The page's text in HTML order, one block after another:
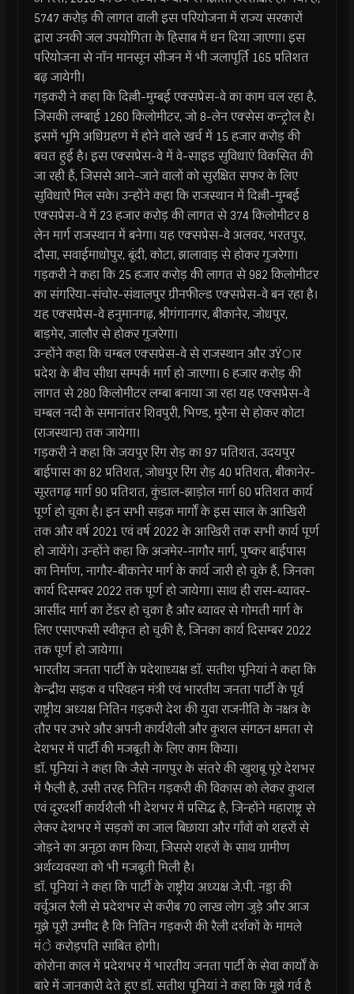
5747 करोड़ की लागत वाली इस परियोजना में राज्य सरकारों
द्वारा उनकी जल उपयोगिता के हिसाब में धन दिया जाएगा। इस
परियोजना से नाॅन मानसून सीजन में भी जलापूर्ति 165 प्रतिशत
बढ़ जायेगी।
गड़करी ने कहा कि दिल्ली-मुम्बई एक्सप्रेस-वे का काम चल रहा है,
जिसकी लम्बाई 1260 किलोमीटर, जो 8-लेन एक्सेस कन्ट्रोल है।
इसमें भूमि अधिग्रहण में होने वाले खर्च में 15 हजार करोड़ की
बचत हुई है। इस एक्सप्रेस-वे में वे-साइड सुविधाएं विकसित की
जा रही हैं, जिससे आने-जाने वालों को सुरक्षित सफर के लिए
सुविधाऐं मिल सके। उन्होंने कहा कि राजस्थान में दिल्ली-मुम्बई
एक्सप्रेस-वे में 23 हजार करोड़ की लागत से 374 किलोमीटर 8
लेन मार्ग राजस्थान में बनेगा। यह एक्सप्रेस-वे अलवर, भरतपुर,
दौसा, सवाईमाधोपुर, बूंदी, कोटा, झालावाड़ से होकर गुजरेगा।
गड़करी ने कहा कि 25 हजार करोड़ की लागत से 982 किलोमीटर
का संगरिया-संचोर-संथालपुर ग्रीनफील्ड एक्सप्रेस-वे बन रहा है।
यह एक्सप्रेस-वे हनुमानगढ़, श्रीगंगानगर, बीकानेर, जोधपुर,
बाड़मेर, जालौर से होकर गुजरेगा।
उन्होंने कहा कि चम्बल एक्सप्रेस-वे से राजस्थान और उŸार
प्रदेश के बीच सीधा सम्पर्क मार्ग हो जाएगा। 6 हजार करोड़ की
लागत से 280 किलोमीटर लम्बा बनाया जा रहा यह एक्सप्रेस-वे
चम्बल नदी के समानांतर शिवपुरी, भिण्ड, मुरैना से होकर कोटा
(राजस्थान) तक जायेगा।
गड़करी ने कहा कि जयपुर रिंग रोड़ का 97 प्रतिशत, उदयपुर
बाईपास का 82 प्रतिशत, जोधपुर रिंग रोड़ 40 प्रतिशत, बीकानेर-
सूरतगढ़ मार्ग 90 प्रतिशत, कुंडाल-झाड़ोल मार्ग 60 प्रतिशत कार्य
पूर्ण हो चुका है। इन सभी सड़क मार्गों के इस साल के आखिरी
तक और वर्ष 2021 एवं वर्ष 2022 के आखिरी तक सभी कार्य पूर्ण
हो जायेंगे। उन्होंने कहा कि अजमेर-नागौर मार्ग, पुष्कर बाईपास
का निर्माण, नागौर-बीकानेर मार्ग के कार्य जारी हो चुके हैं, जिनका
कार्य दिसम्बर 2022 तक पूर्ण हो जायेगा। साथ ही रास-ब्यावर-
आसींद मार्ग का टेंडर हो चुका है और ब्यावर से गोमती मार्ग के
लिए एसएफसी स्वीकृत हो चुकी है, जिनका कार्य दिसम्बर 2022
तक पूर्ण हो जायेगा।
भारतीय जनता पार्टी के प्रदेशाध्यक्ष डाॅ. सतीश पूनियां ने कहा कि
केन्द्रीय सड़क व परिवहन मंत्री एवं भारतीय जनता पार्टी के पूर्व
राष्ट्रीय अध्यक्ष नितिन गड़करी देश की युवा राजनीति के नक्षत्र के
तौर पर उभरे और अपनी कार्यशैली और कुशल संगठन क्षमता से
देशभर में पार्टी की मजबूती के लिए काम किया।
डाॅ. पूनियां ने कहा कि जैसे नागपुर के संतरे की खुशबू पूरे देशभर
में फैली है, उसी तरह नितिन गड़करी की विकास को लेकर कुशल
एवं दूरदर्शी कार्यशैली भी देशभर में प्रसिद्ध है, जिन्होंने महाराष्ट्र से
लेकर देशभर में सड़कों का जाल बिछाया और गाँवों को शहरों से
जोड़ने का अनूठा काम किया, जिससे शहरों के साथ ग्रामीण
अर्थव्यवस्था को भी मजबूती मिली है।
डाॅ. पूनियां ने कहा कि पार्टी के राष्ट्रीय अध्यक्ष जे.पी. नड्डा की
वर्चुअल रैली से प्रदेशभर से करीब 70 लाख लोग जुड़े और आज
मुझे पूरी उम्मीद है कि नितिन गड़करी की रैली दर्शकों के मामले
मंे करोड़पति साबित होगी।
कोरोना काल में प्रदेशभर में भारतीय जनता पार्टी के सेवा कार्यों के
बारे में जानकारी देते हुए डाॅ. सतीश पूनियां ने कहा कि मुझे गर्व है